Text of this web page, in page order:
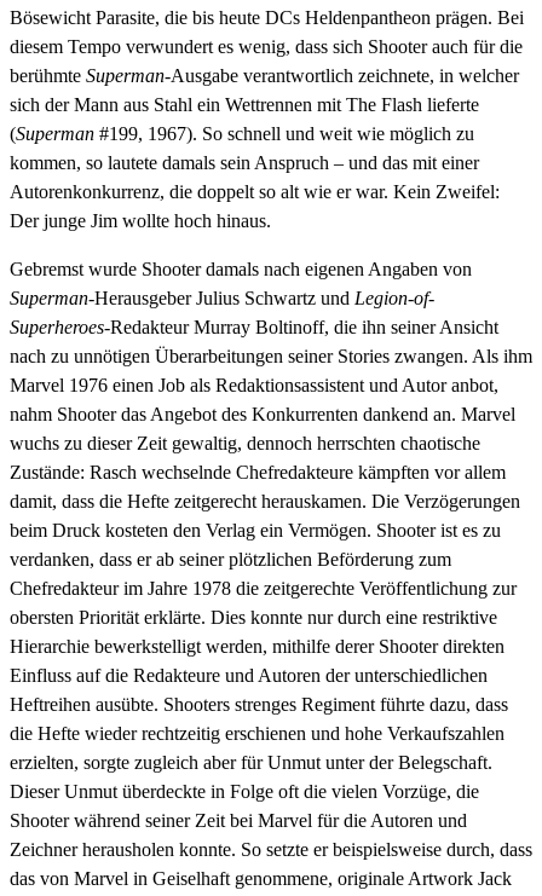
Bösewicht Parasite, die bis heute DCs Heldenpantheon prägen. Bei
diesem Tempo verwundert es wenig, dass sich Shooter auch für die
berühmte Superman-Ausgabe verantwortlich zeichnete, in welcher
sich der Mann aus Stahl ein Wettrennen mit The Flash lieferte
(Superman #199, 1967). So schnell und weit wie möglich zu
kommen, so lautete damals sein Anspruch – und das mit einer
Autorenkonkurrenz, die doppelt so alt wie er war. Kein Zweifel:
Der junge Jim wollte hoch hinaus.
Gebremst wurde Shooter damals nach eigenen Angaben von
Superman-Herausgeber Julius Schwartz und Legion-of-
Superheroes-Redakteur Murray Boltinoff, die ihn seiner Ansicht
nach zu unnötigen Überarbeitungen seiner Stories zwangen. Als ihm
Marvel 1976 einen Job als Redaktionsassistent und Autor anbot,
nahm Shooter das Angebot des Konkurrenten dankend an. Marvel
wuchs zu dieser Zeit gewaltig, dennoch herrschten chaotische
Zustände: Rasch wechselnde Chefredakteure kämpften vor allem
damit, dass die Hefte zeitgerecht herauskamen. Die Verzögerungen
beim Druck kosteten den Verlag ein Vermögen. Shooter ist es zu
verdanken, dass er ab seiner plötzlichen Beförderung zum
Chefredakteur im Jahre 1978 die zeitgerechte Veröffentlichung zur
obersten Priorität erklärte. Dies konnte nur durch eine restriktive
Hierarchie bewerkstelligt werden, mithilfe derer Shooter direkten
Einfluss auf die Redakteure und Autoren der unterschiedlichen
Heftreihen ausübte. Shooters strenges Regiment führte dazu, dass
die Hefte wieder rechtzeitig erschienen und hohe Verkaufszahlen
erzielten, sorgte zugleich aber für Unmut unter der Belegschaft.
Dieser Unmut überdeckte in Folge oft die vielen Vorzüge, die
Shooter während seiner Zeit bei Marvel für die Autoren und
Zeichner herausholen konnte. So setzte er beispielsweise durch, dass
das von Marvel in Geiselhaft genommene, originale Artwork Jack